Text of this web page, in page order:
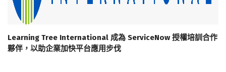
Learning Tree International 成為 ServiceNow 授權培訓合作
夥伴，以助企業加快平台應用步伐